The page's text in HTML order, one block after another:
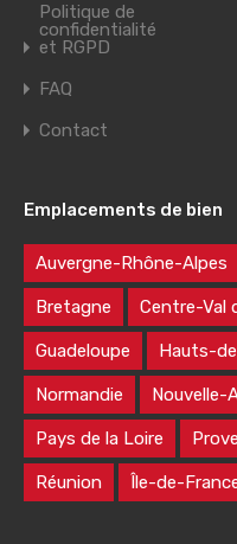
Politique de
confidentialité
et RGPD
FAQ
Contact
Emplacements de bien
Auvergne-Rhône-Alpes
Bretagne Centre-Val
Guadeloupe Hauts-
Normandie Nouvelle-
Pays de la Loire
Réunion Île-de-